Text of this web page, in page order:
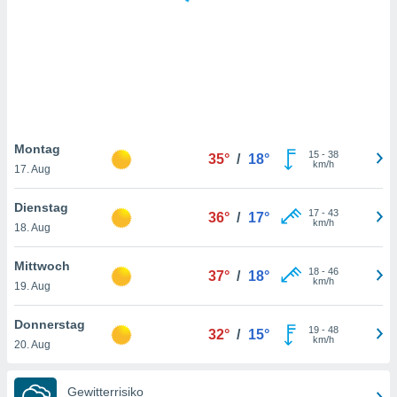
nicht
von
und
auf
klicken.
und
Montag
17. Aug
35° / 18° 15- 38
km/h
Dienstag
18. Aug
36° / 17° 17- 43
km/h
Mittwoch
19. Aug
37° / 18° 18- 46
km/h
Donnerstag
20. Aug
32° / 15° 19- 48
km/h
Gewitterrisiko